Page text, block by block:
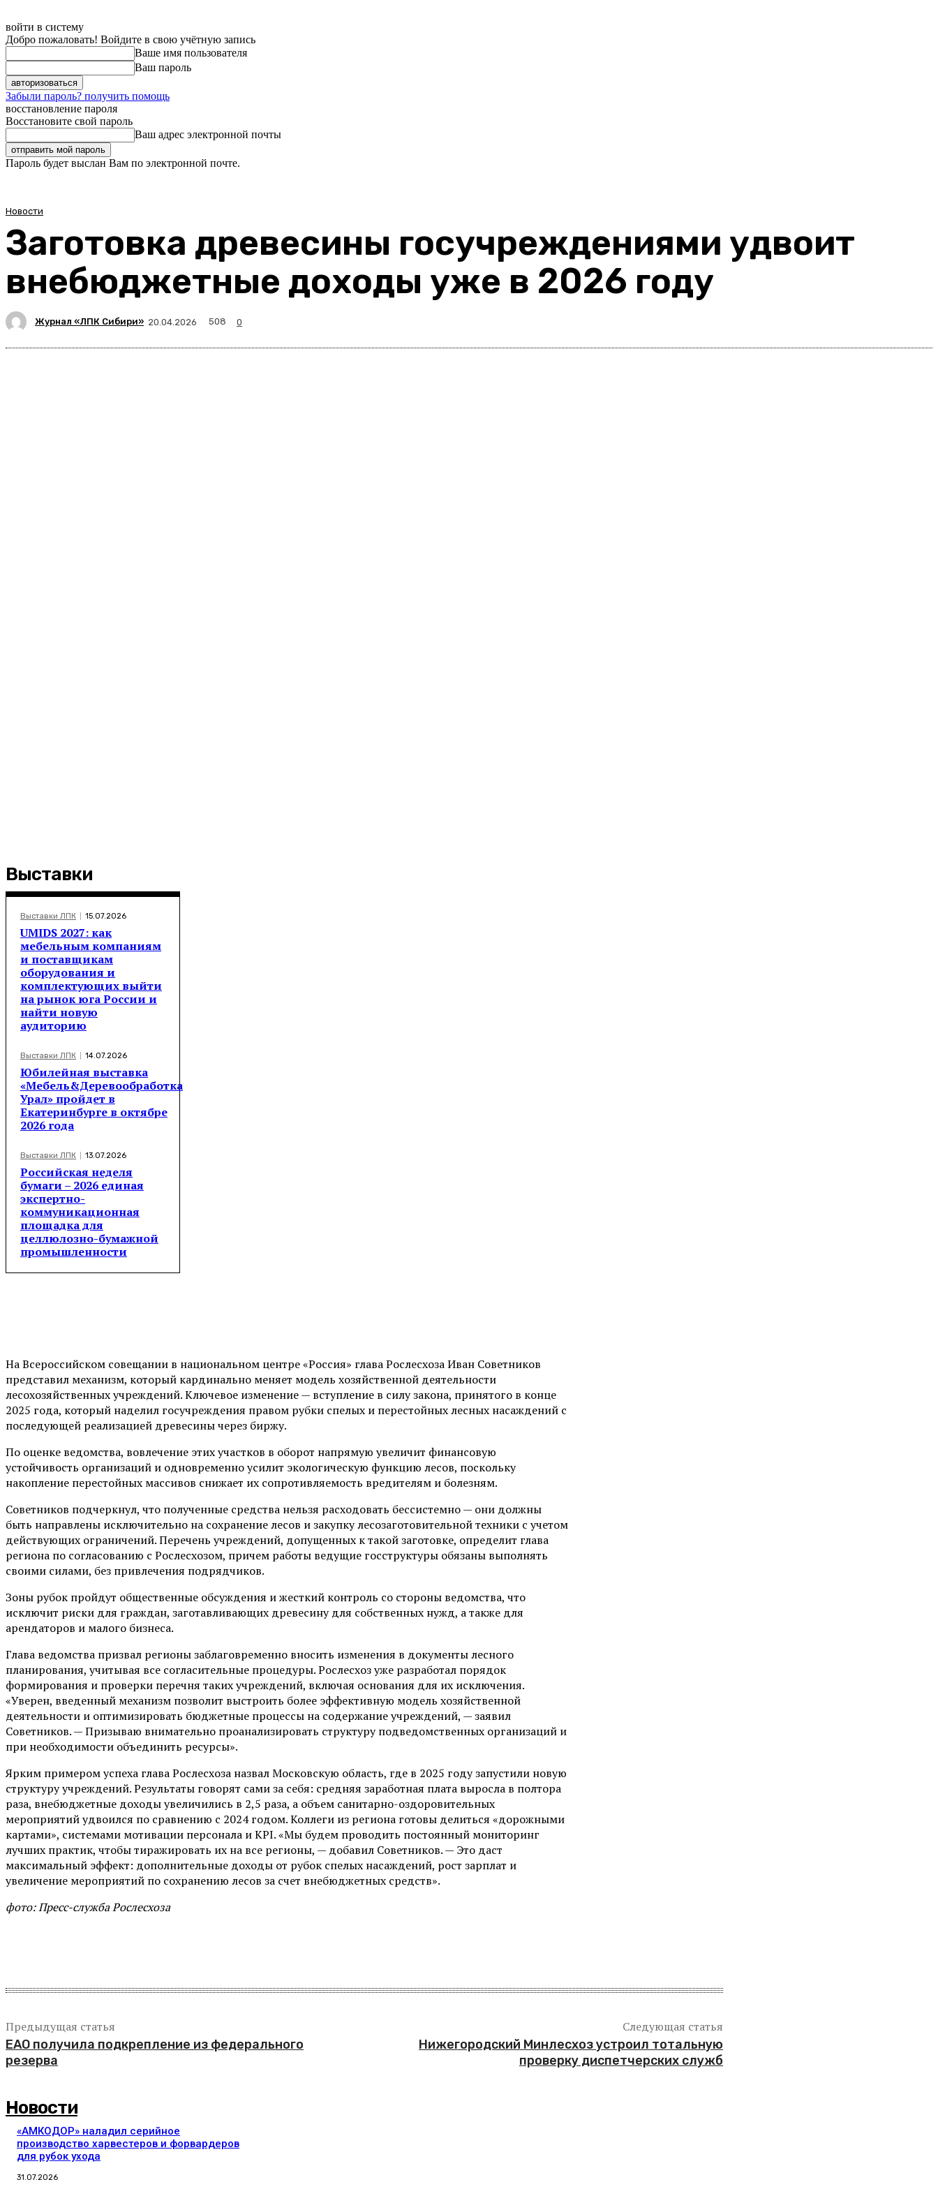
войти в систему
Добро пожаловать! Войдите в свою учётную запись
Ваше имя пользователя
Ваш пароль
Забыли пароль? получить помощь
восстановление пароля
Восстановите свой пароль
Ваш адрес электронной почты
Пароль будет выслан Вам по электронной почте.
Новости
Заготовка древесины госучреждениями удвоит
внебюджетные доходы уже в 2026 году
Журнал «ЛПК Сибири» 20.04.2026 508 0
Выставки
Выставки ЛПК 15.07.2026
UMIDS 2027: как
мебельным компаниям
и поставщикам
оборудования и
комплектующих выйти
на рынок юга России и
найти новую
аудиторию
Выставки ЛПК 14.07.2026
Юбилейная выставка
«Мебель&Деревообработка
Урал» пройдет в
Екатеринбурге в октябре
2026 года
Выставки ЛПК 13.07.2026
Российская неделя
бумаги – 2026 единая
экспертно-
коммуникационная
площадка для
целлюлозно-бумажной
промышленности
На Всероссийском совещании в национальном центре «Россия» глава Рослесхоза Иван Советников
представил механизм, который кардинально меняет модель хозяйственной деятельности
лесохозяйственных учреждений. Ключевое изменение — вступление в силу закона, принятого в конце
2025 года, который наделил госучреждения правом рубки спелых и перестойных лесных насаждений с
последующей реализацией древесины через биржу.
По оценке ведомства, вовлечение этих участков в оборот напрямую увеличит финансовую
устойчивость организаций и одновременно усилит экологическую функцию лесов, поскольку
накопление перестойных массивов снижает их сопротивляемость вредителям и болезням.
Советников подчеркнул, что полученные средства нельзя расходовать бессистемно — они должны
быть направлены исключительно на сохранение лесов и закупку лесозаготовительной техники с учетом
действующих ограничений. Перечень учреждений, допущенных к такой заготовке, определит глава
региона по согласованию с Рослесхозом, причем работы ведущие госструктуры обязаны выполнять
своими силами, без привлечения подрядчиков.
Зоны рубок пройдут общественные обсуждения и жесткий контроль со стороны ведомства, что
исключит риски для граждан, заготавливающих древесину для собственных нужд, а также для
арендаторов и малого бизнеса.
Глава ведомства призвал регионы заблаговременно вносить изменения в документы лесного
планирования, учитывая все согласительные процедуры. Рослесхоз уже разработал порядок
формирования и проверки перечня таких учреждений, включая основания для их исключения.
«Уверен, введенный механизм позволит выстроить более эффективную модель хозяйственной
деятельности и оптимизировать бюджетные процессы на содержание учреждений, — заявил
Советников. — Призываю внимательно проанализировать структуру подведомственных организаций и
при необходимости объединить ресурсы».
Ярким примером успеха глава Рослесхоза назвал Московскую область, где в 2025 году запустили новую
структуру учреждений. Результаты говорят сами за себя: средняя заработная плата выросла в полтора
раза, внебюджетные доходы увеличились в 2,5 раза, а объем санитарно-оздоровительных
мероприятий удвоился по сравнению с 2024 годом. Коллеги из региона готовы делиться «дорожными
картами», системами мотивации персонала и KPI. «Мы будем проводить постоянный мониторинг
лучших практик, чтобы тиражировать их на все регионы, — добавил Советников. — Это даст
максимальный эффект: дополнительные доходы от рубок спелых насаждений, рост зарплат и
увеличение мероприятий по сохранению лесов за счет внебюджетных средств».
фото: Пресс-служба Рослесхоза
Предыдущая статья
ЕАО получила подкрепление из федерального
резерва
Следующая статья
Нижегородский Минлесхоз устроил тотальную
проверку диспетчерских служб
Новости
«АМКОДОР» наладил серийное
производство харвестеров и форвардеров
для рубок ухода
31.07.2026